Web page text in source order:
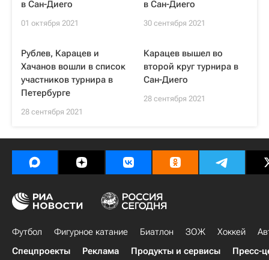
в Сан-Диего
01 октября 2021
в Сан-Диего
30 сентября 2021
Рублев, Карацев и
Хачанов вошли в список
участников турнира в
Петербурге
28 сентября 2021
Карацев вышел во
второй круг турнира в
Сан-Диего
28 сентября 2021
Футбол Фигурное катание Биатлон ЗОЖ Хоккей
Спецпроекты
Реклама Продукты и сервисы Пресс-